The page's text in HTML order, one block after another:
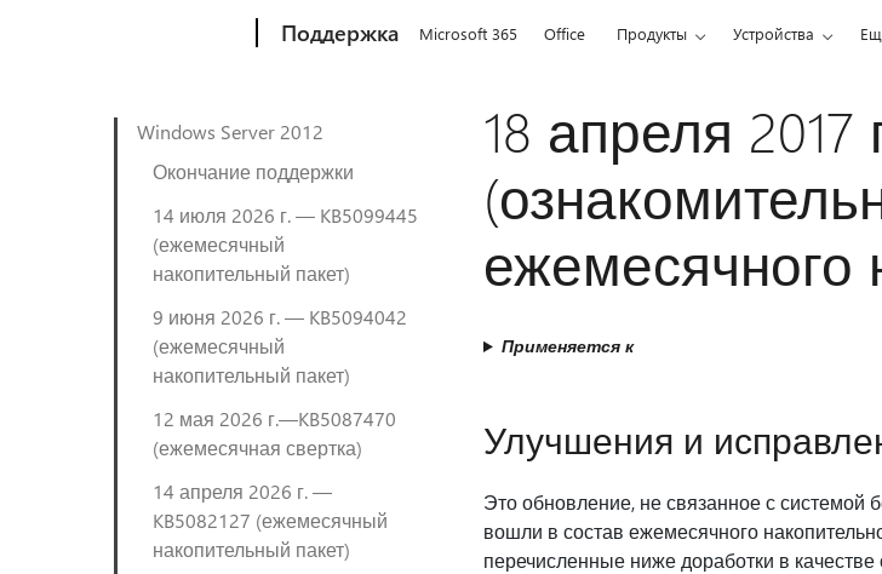
Поддержка Microsoft 365 Office Продукты Устройства
Windows Server 2012
Окончание поддержки
14 июля 2026 г. — KB5099445
(ежемесячный
накопительный пакет)
9 июня 2026 г. — KB5094042
(ежемесячный
накопительный пакет)
12 мая 2026 г.—KB5087470
(ежемесячная свертка)
14 апреля 2026 г. —
KB5082127 (ежемесячный
накопительный пакет)
18 апреля 2017
ежемесячного
Применяется к
Улучшения и
Это обновление, не связанное с системой
вошли в состав ежемесячного
перечисленные ниже доработки в